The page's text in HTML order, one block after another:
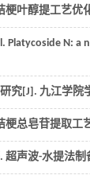
梗叶醇提工艺优
Platycoside N: a
究[J]. 九江学院
梗总皂苷提取工
. 超声波-水提法